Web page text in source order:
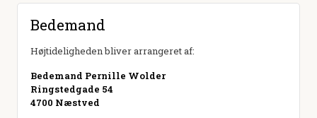
Bedemand
Højtideligheden bliver arrangeret af:
Bedemand Pernille Wolder
Ringstedgade 54
4700 Næstved